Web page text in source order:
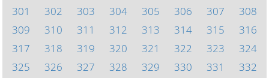
301
302 303 304 305 306 307
308
309
310 311 312 313 314 315
316
317
318 319 320 321 322 323
324
325
326 327 328 329 330 331
332